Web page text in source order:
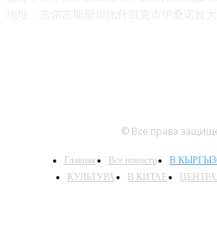
© Все права
Главная Все новости В
КУЛЬТУРА
В КИТАЕ